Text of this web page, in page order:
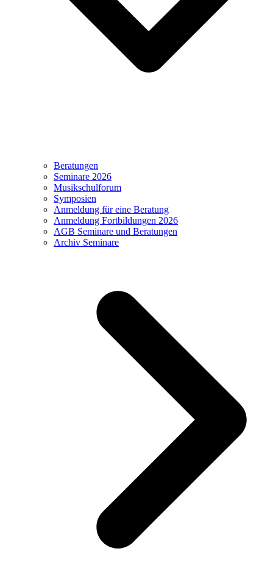
Beratungen
Seminare 2026
Musikschulforum
Symposien
Anmeldung für eine Beratung
Anmeldung Fortbildungen 2026
AGB Seminare und Beratungen
Archiv Seminare